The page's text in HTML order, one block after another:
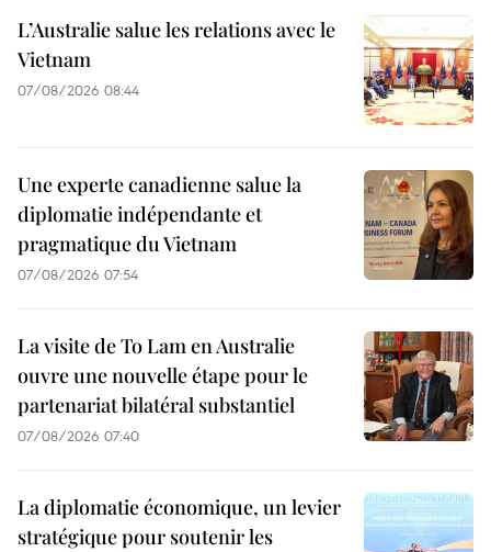
L’Australie salue les relations avec le
Vietnam
07/08/2026 08:44
Une experte canadienne salue la
diplomatie indépendante et
pragmatique du Vietnam
07/08/2026 07:54
La visite de To Lam en Australie
ouvre une nouvelle étape pour le
partenariat bilatéral substantiel
07/08/2026 07:40
La diplomatie économique, un levier
stratégique pour soutenir les